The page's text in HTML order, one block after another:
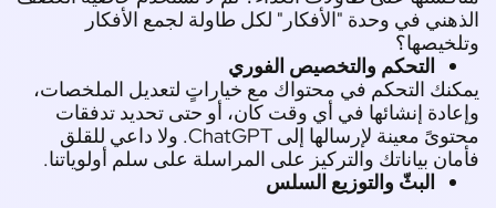
في وحدة "الأفكار" لكل طاولة لجمع الأفكار
التحكم والتخصيص الفوري
التحكم في محتواك مع خياراتٍ لتعديل الملخصات،
إنشائها في أي وقت كان، أو حتى تحديد تدفقات
محتوىً معينة لإرسالها إلى ChatGPT. ولا داعي للقلق
بياناتك والتركيز على المراسلة على سلم أولوياتنا.
البثّ والتوزيع السلس